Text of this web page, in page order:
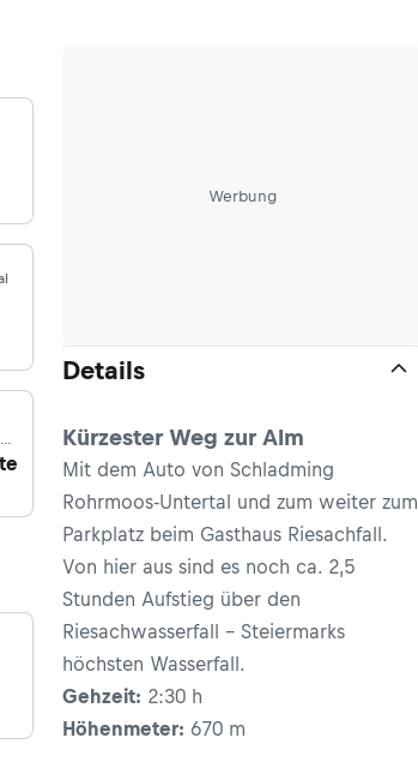
Werbung
Details
Kürzester Weg zur Alm
Mit dem Auto von Schladming
Rohrmoos-Untertal und zum weiter zum
Parkplatz beim Gasthaus Riesachfall.
Von hier aus sind es noch ca. 2,5
Stunden Aufstieg über den
Riesachwasserfall - Steiermarks
höchsten Wasserfall.
Gehzeit: 2:30 h
Höhenmeter: 670 m